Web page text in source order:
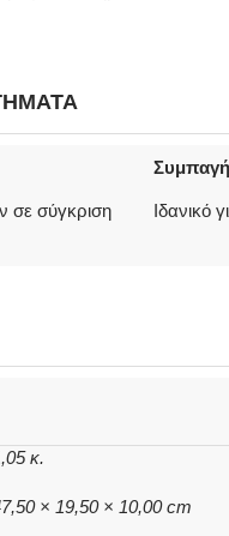
σε σύγκριση
Ιδανικό
κ.
× 19,50 × 10,00 cm